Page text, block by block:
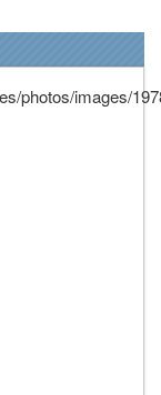
photos/images/